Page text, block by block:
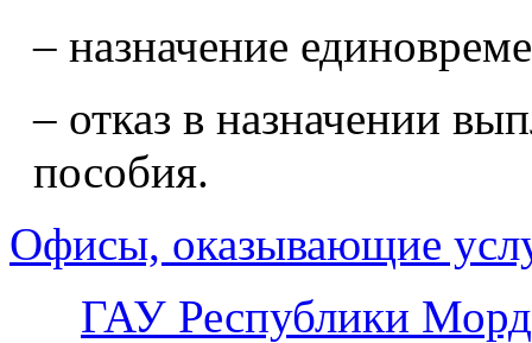
– назначение
– отказ в назначении
пособия.
Офисы, оказывающие
ГАУ Республики